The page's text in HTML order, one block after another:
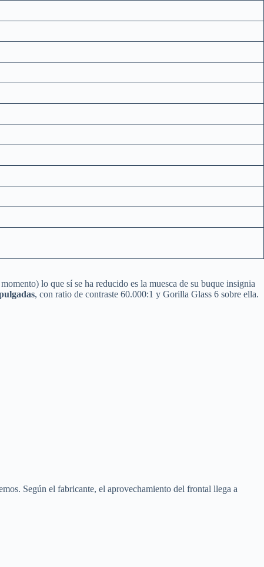
lo que sí se ha reducido es la muesca de su buque insignia
, con ratio de contraste 60.000:1 y Gorilla Glass 6 sobre ella.
Según el fabricante, el aprovechamiento del frontal llega a